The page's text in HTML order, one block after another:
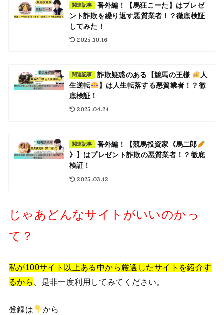
関連記事
番外編！【馬狂こーた】はプレゼ
ント詐欺を繰り返す悪質業者！？徹底検証
してみた！
2025.10.16
関連記事 詐欺疑惑のある【競馬の王様
人
生逆転
】は人生転落する悪質業者！？徹
底検証！
2025.04.24
関連記事
番外編！【競馬投資家《馬二郎
》】はプレゼント詐欺の悪質業者！？徹底
検証！
2025.03.12
じゃあどんなサイトがいいのかっ
て？
私が100サイト以上ある中から厳選したサイトを紹介す
るから
、是非一度利用してみてください。
登録は から